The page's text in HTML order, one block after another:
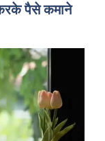
पैसे कमाने